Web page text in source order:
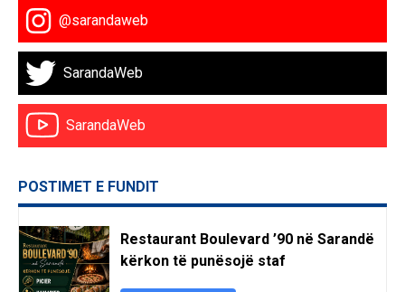
@sarandaweb
SarandaWeb
SarandaWeb
POSTIMET E FUNDIT
Restaurant Boulevard ’90 në Sarandë
kërkon të punësojë staf